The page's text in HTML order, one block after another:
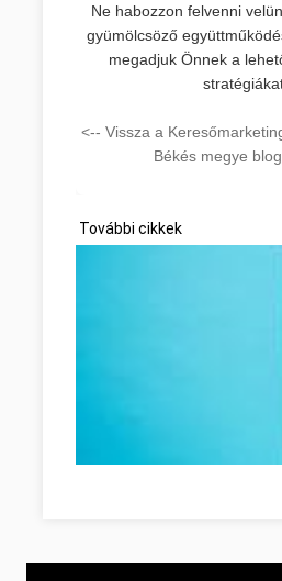
Ne habozzon felvenni
gyümölcsöző
megadjuk Önnek a
<-- Vissza a
Békés megye
További cikkek